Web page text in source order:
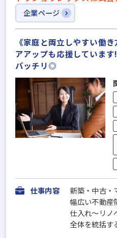
企業ページ
《家庭と両立しやすい働
アアップも応援していま
バッチリ◎
仕事内容
新築・中古・
幅広い不動産
仕入れ〜リノ
全体を統括す